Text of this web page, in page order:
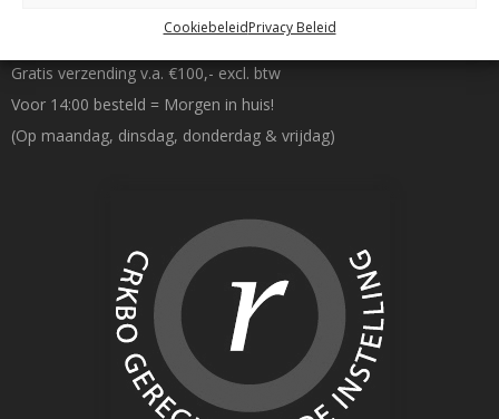
CookiebeleidPrivacy Beleid
Gratis verzending v.a. €100,- excl. btw
Voor 14:00 besteld = Morgen in huis!
(Op maandag, dinsdag, donderdag & vrijdag)